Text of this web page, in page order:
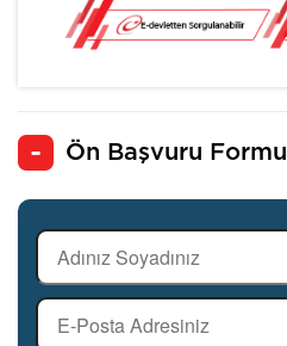
Ön Başvuru Formu